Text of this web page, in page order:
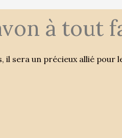
à tout
sera un précieux allié pour